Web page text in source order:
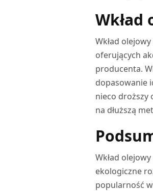
Wkład
Wkład
oferujących
producenta.
dopasowanie
nieco droższy
na dłuższą
Wkład
ekologiczne
popularność